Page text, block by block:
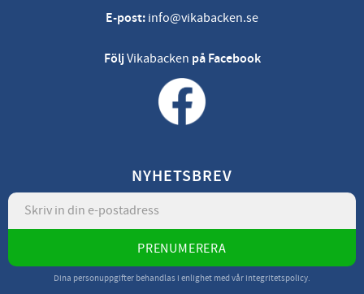
E-post: info@vikabacken.se
FöljVikabacken på Facebook
NYHETSBREV
PRENUMERERA
Dina personuppgifter behandlas i enlighet med vår integritetspolicy.